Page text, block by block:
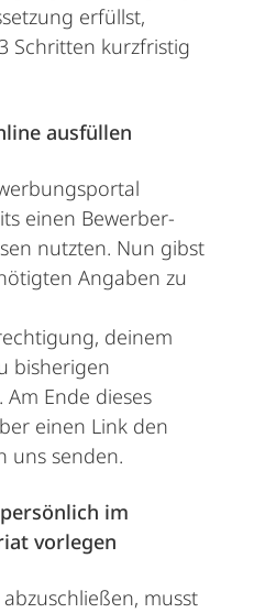
erfüllst,
Schritten kurzfristig
ausfüllen
einen Bewerber-
nutzten. Nun gibst
Angaben zu
deinem
bisherigen
Am Ende dieses
einen Link den
uns senden.
im
vorlegen
musst